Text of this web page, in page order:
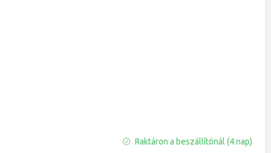
Raktáron a beszállítónál (4 nap)